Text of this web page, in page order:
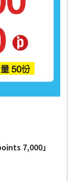
7,000」